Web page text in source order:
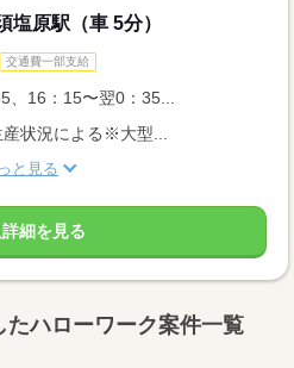
塩原駅（車 5分）
交通費一部支給
、16：15〜翌0：35...
状況による※大型...
と見る
細を見る
ハローワーク案件一覧